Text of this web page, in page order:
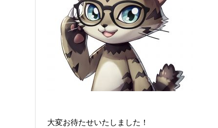
大変お待たせいたしました！